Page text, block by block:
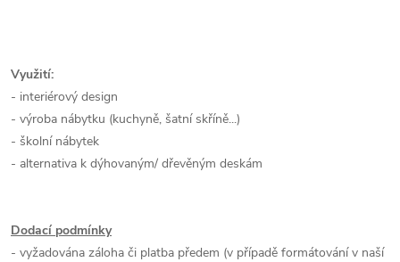
Využití:
- interiérový design
- výroba nábytku (kuchyně, šatní skříně...)
- školní nábytek
- alternativa k dýhovaným/ dřevěným deskám
Dodací podmínky
- vyžadována záloha či platba předem (v případě formátování v naší